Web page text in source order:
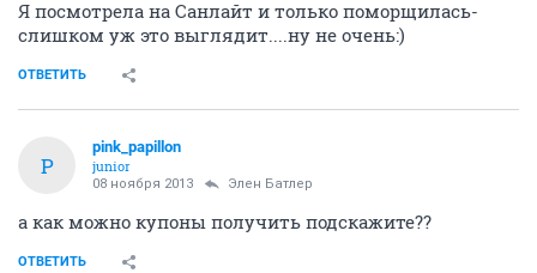
Я посмотрела на Санлайт и только поморщилась-
слишком уж это выглядит....ну не очень:)
ОТВЕТИТЬ
P
pink_papillon
junior
08 ноября 2013 Элен Батлер
а как можно купоны получить подскажите??
ОТВЕТИТЬ